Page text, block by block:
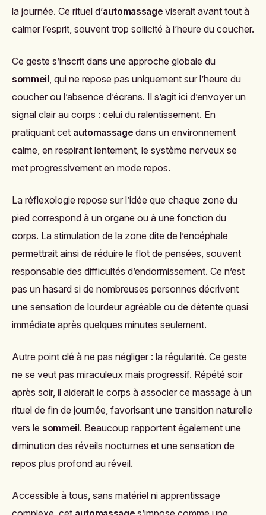
la journée. Ce rituel d’automassage viserait avant tout à
calmer l’esprit, souvent trop sollicité à l’heure du coucher.
Ce geste s’inscrit dans une approche globale du
sommeil , qui ne repose pas uniquement sur l’heure du
coucher ou l’absence d’écrans. Il s’agit ici d’envoyer un
signal clair au corps : celui du ralentissement. En
pratiquant cet automassage dans un environnement
calme, en respirant lentement, le système nerveux se
met progressivement en mode repos.
La réflexologie repose sur l’idée que chaque zone du
pied correspond à un organe ou à une fonction du
corps. La stimulation de la zone dite de l’encéphale
permettrait ainsi de réduire le flot de pensées, souvent
responsable des difficultés d’endormissement. Ce n’est
pas un hasard si de nombreuses personnes décrivent
une sensation de lourdeur agréable ou de détente quasi
immédiate après quelques minutes seulement.
Autre point clé à ne pas négliger : la régularité. Ce geste
ne se veut pas miraculeux mais progressif. Répété soir
après soir, il aiderait le corps à associer ce massage à un
rituel de fin de journée, favorisant une transition naturelle
vers le sommeil. Beaucoup rapportent également une
diminution des réveils nocturnes et une sensation de
repos plus profond au réveil.
Accessible à tous, sans matériel ni apprentissage